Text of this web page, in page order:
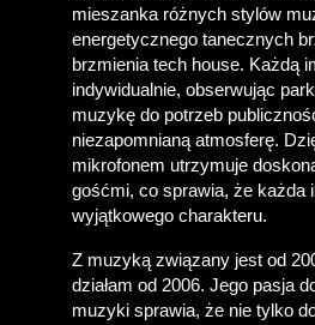
mieszanka różnych stylów
energetycznego tanecznych
brzmienia tech house. Każdą
indywidualnie, obserwując
muzykę do potrzeb
niezapomnianą atmosferę.
mikrofonem utrzymuje
gośćmi, co sprawia, że każda
wyjątkowego charakteru.
Z muzyką związany jest od
działam od 2006. Jego pasja
muzyki sprawia, że nie tylko